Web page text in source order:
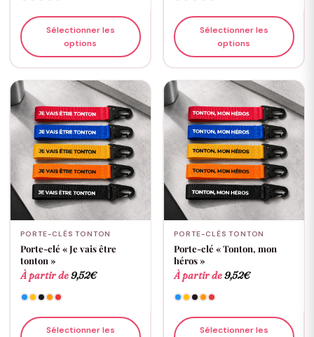
Sélectionner les
options
Sélectionner les
options
PORTE-CLÉS TONTON
Porte-clé « Je vais être
tonton »
À partir de9,52€
Sélectionner les
PORTE-CLÉS TONTON
Porte-clé « Tonton, mon
héros »
À partir de9,52€
Sélectionner les